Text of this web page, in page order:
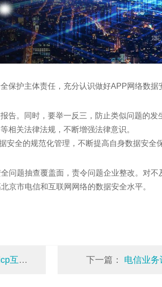
保护主体责任，充分认识做好APP网络数
告。同时，要举一反三，防止类似问题的发
相关法律法规，不断增强法律意识。
安全的规范化管理，不断提高自身数据安全
问题抽查覆盖面，责令问题企业整改。对
京市电信和互联网网络的数据安全水平。
服务 下一篇： 电信业